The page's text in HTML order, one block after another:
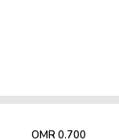
OMR 0.700